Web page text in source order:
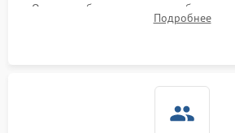
Оценка работы помпы, термоблока и
Измерение температуры и давления
Подробнее